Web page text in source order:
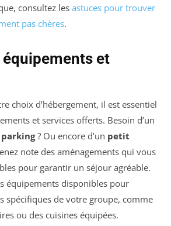
consultez les astuces pour trouver
pas chères.
équipements et
choix d’hébergement, il est essentiel
et services offerts. Besoin d’un
parking? Ou encore d’un petit
note des aménagements qui vous
pour garantir un séjour agréable.
équipements disponibles pour
spécifiques de votre groupe, comme
ou des cuisines équipées.